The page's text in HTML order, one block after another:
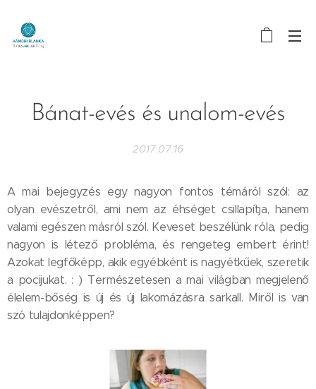
Bánat-evés és unalom-evés
2017.07.16
A mai bejegyzés egy nagyon fontos témáról szól: az
olyan evészetről, ami nem az éhséget csillapítja, hanem
valami egészen másról szól. Keveset beszélünk róla, pedig
nagyon is létező probléma, és rengeteg embert érint!
Azokat legfőképp, akik egyébként is nagyétkűek, szeretik
a pocijukat. : ) Természetesen a mai világban megjelenő
élelem-bőség is új és új lakomázásra sarkall. Miről is van
szó tulajdonképpen?